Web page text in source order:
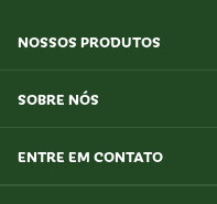
NOSSOS PRODUTOS
SOBRE NÓS
ENTRE EM CONTATO